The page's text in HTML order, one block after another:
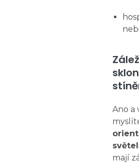
Ano a
mají